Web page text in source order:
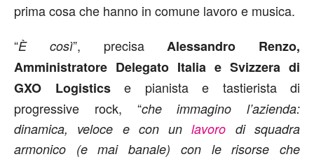
prima cosa che hanno in comune lavoro e musica.
“È così”, precisa Alessandro Renzo,
Amministratore Delegato Italia e Svizzera di
GXO Logistics e pianista e tastierista di
progressive rock, “che immagino l’azienda:
dinamica, veloce e con unlavoro di squadra
armonico (e mai banale) con le risorse che